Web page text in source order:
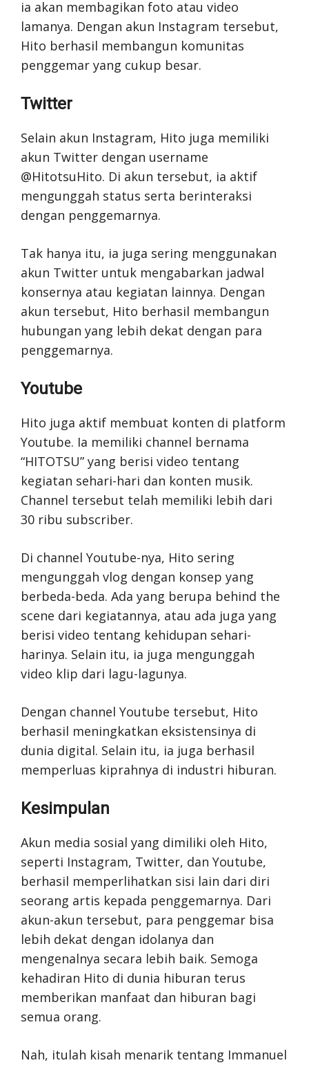
ia akan membagikan foto atau video
lamanya. Dengan akun Instagram tersebut,
Hito berhasil membangun komunitas
penggemar yang cukup besar.
Twitter
Selain akun Instagram, Hito juga memiliki
akun Twitter dengan username
@HitotsuHito. Di akun tersebut, ia aktif
mengunggah status serta berinteraksi
dengan penggemarnya.
Tak hanya itu, ia juga sering menggunakan
akun Twitter untuk mengabarkan jadwal
konsernya atau kegiatan lainnya. Dengan
akun tersebut, Hito berhasil membangun
hubungan yang lebih dekat dengan para
penggemarnya.
Youtube
Hito juga aktif membuat konten di platform
Youtube. Ia memiliki channel bernama
“HITOTSU” yang berisi video tentang
kegiatan sehari-hari dan konten musik.
Channel tersebut telah memiliki lebih dari
30 ribu subscriber.
Di channel Youtube-nya, Hito sering
mengunggah vlog dengan konsep yang
berbeda-beda. Ada yang berupa behind the
scene dari kegiatannya, atau ada juga yang
berisi video tentang kehidupan sehari-
harinya. Selain itu, ia juga mengunggah
video klip dari lagu-lagunya.
Dengan channel Youtube tersebut, Hito
berhasil meningkatkan eksistensinya di
dunia digital. Selain itu, ia juga berhasil
memperluas kiprahnya di industri hiburan.
Kesimpulan
Akun media sosial yang dimiliki oleh Hito,
seperti Instagram, Twitter, dan Youtube,
berhasil memperlihatkan sisi lain dari diri
seorang artis kepada penggemarnya. Dari
akun-akun tersebut, para penggemar bisa
lebih dekat dengan idolanya dan
mengenalnya secara lebih baik. Semoga
kehadiran Hito di dunia hiburan terus
memberikan manfaat dan hiburan bagi
semua orang.
Nah, itulah kisah menarik tentang Immanuel